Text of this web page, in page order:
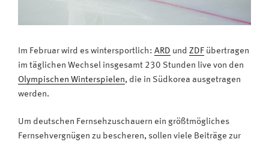
Im Februar wird es wintersportlich: ARD und ZDF übertragen
im täglichen Wechsel insgesamt 230 Stunden live von den
Olympischen Winterspielen, die in Südkorea ausgetragen
werden.
Um deutschen Fernsehzuschauern ein größtmögliches
Fernsehvergnügen zu bescheren, sollen viele Beiträge zur